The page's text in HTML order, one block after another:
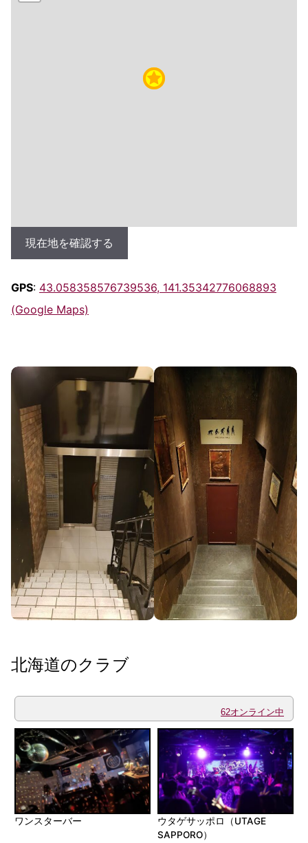
現在地を確認する
GPS: 43.058358576739536, 141.35342776068893
(Google Maps)
北海道のクラブ
62オンライン中
ワンスターバー
ウタゲサッポロ（UTAGE
SAPPORO）